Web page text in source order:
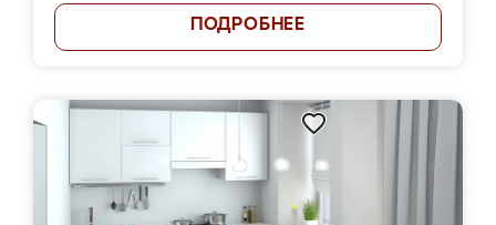
ПОДРОБНЕЕ